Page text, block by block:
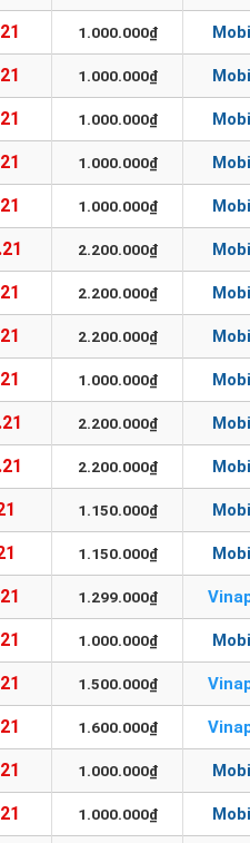
1.000.000₫
1.000.000₫
1.000.000₫
1.000.000₫
1.000.000₫
2.200.000₫
2.200.000₫
2.200.000₫
1.000.000₫
2.200.000₫
2.200.000₫
1.150.000₫
1.150.000₫
1.299.000₫
1.000.000₫
1.500.000₫
1.600.000₫
1.000.000₫
1.000.000₫